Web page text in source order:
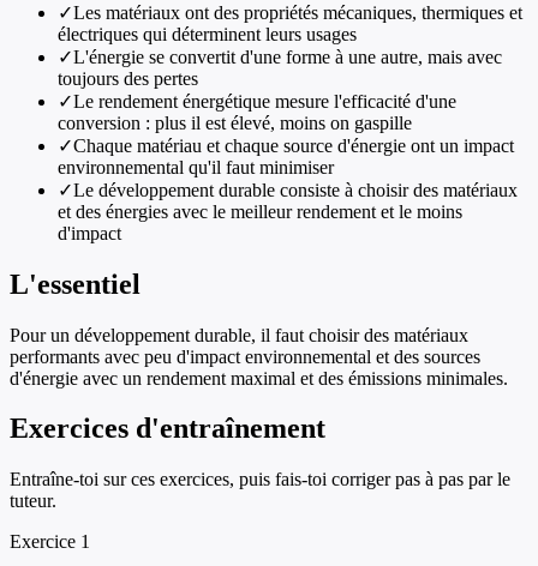
✓Les matériaux ont des propriétés mécaniques, thermiques et
électriques qui déterminent leurs usages
✓L'énergie se convertit d'une forme à une autre, mais avec
toujours des pertes
✓Le rendement énergétique mesure l'efficacité d'une
conversion : plus il est élevé, moins on gaspille
✓Chaque matériau et chaque source d'énergie ont un impact
environnemental qu'il faut minimiser
✓Le développement durable consiste à choisir des matériaux
et des énergies avec le meilleur rendement et le moins
d'impact
L'essentiel
Pour un développement durable, il faut choisir des matériaux
performants avec peu d'impact environnemental et des sources
d'énergie avec un rendement maximal et des émissions minimales.
Exercices d'entraînement
Entraîne-toi sur ces exercices, puis fais-toi corriger pas à pas par le
tuteur.
Exercice 1